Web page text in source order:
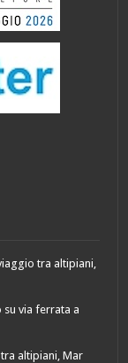
tra altipiani,
via ferrata a
altipiani, Mar